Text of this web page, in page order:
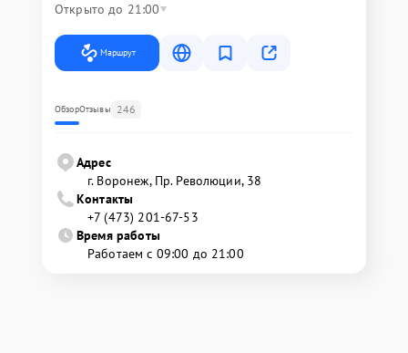
Открыто до 21:00
Маршрут
ОбзорОтзывы 246
Адрес
г. Воронеж, Пр. Революции, 38
Контакты
+7 (473) 201-67-53
Время работы
Работаем с 09:00 до 21:00